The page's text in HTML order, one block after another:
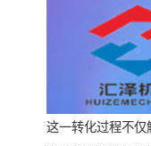
这一转化过程不仅